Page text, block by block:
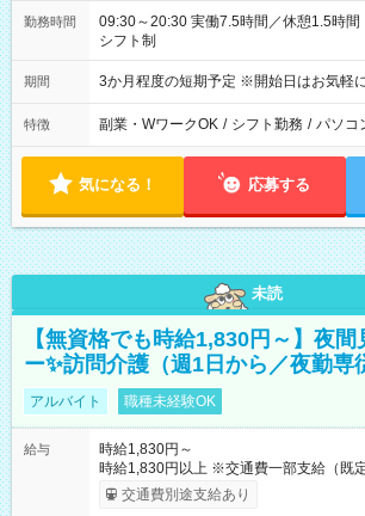
勤務時間
09:30～20:30 実働7.5時間／休憩1.5時間 営業時間に合わせた
シフト制
期間 3か月程度の短期予定 ※開始日はお気軽
特徴 副業・WワークOK / シフト勤務 / パソコ
気になる！ 応募する
未読
【無資格でも時給1,830円～】夜
ー✨訪問介護（週1日から／夜勤専
アルバイト 職種未経験OK
給与
時給1,830円～
時給1,830円以上 ※交通費一部支給（既
考慮して決定します 【収入例】 週1回勤務の場合：1,830円×8時
間×4回=5万8,560円 週3回勤務の場合：1,830円×8時間×12回
交通費別途支給あり